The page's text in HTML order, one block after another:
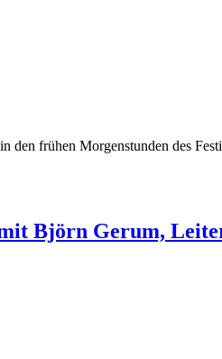
den frühen Morgenstunden des
Björn Gerum,